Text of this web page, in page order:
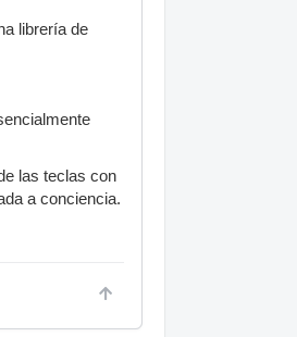
librería de
las teclas con
a conciencia.